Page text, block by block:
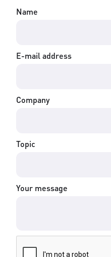
Name
E-mail address
Company
Topic
Your message